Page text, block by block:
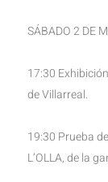
SÁBADO 2 DE
17:30
de Villarreal.
19:30 Prueba
L’OLLA, de la